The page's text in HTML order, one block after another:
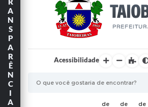
Acessibilidade
A
N
S
P
A
R
Ê
N
C
I
A